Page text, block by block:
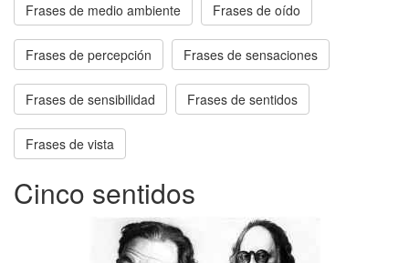
Frases de medio ambiente Frases de oído
Frases de percepción Frases de sensaciones
Frases de sensibilidad Frases de sentidos
Frases de vista
Cinco sentidos